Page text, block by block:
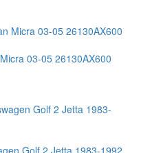
03-05 26130AX600
Golf 2 Jetta 1983-1992